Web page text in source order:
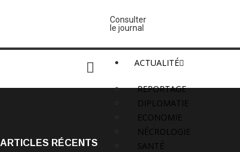
Consulter
le journal
ACTUALITÉ
REPORTAGE
DIPLOMATIE
ECONOMIE
NÉCROLOGIE
SANTÉ
ARTICLES RÉCENTS